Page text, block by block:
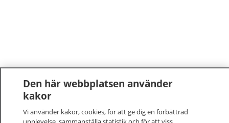
Den här webbplatsen använder
kakor
Vi använder kakor, cookies, för att ge dig en förbättrad